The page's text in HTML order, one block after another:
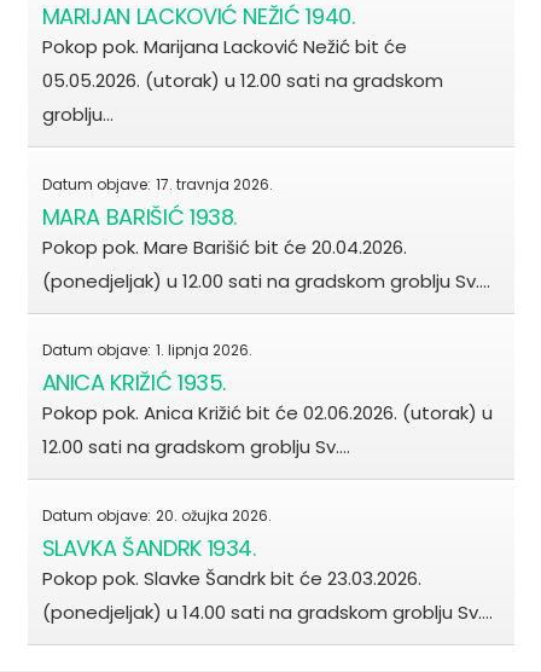
MARIJAN LACKOVIĆ NEŽIĆ 1940.
Pokop pok. Marijana Lacković Nežić bit će
05.05.2026. (utorak) u 12.00 sati na gradskom
groblju…
Datum objave: 17. travnja 2026.
MARA BARIŠIĆ 1938.
Pokop pok. Mare Barišić bit će 20.04.2026.
(ponedjeljak) u 12.00 sati na gradskom groblju Sv.…
Datum objave: 1. lipnja 2026.
ANICA KRIŽIĆ 1935.
Pokop pok. Anica Križić bit će 02.06.2026. (utorak) u
12.00 sati na gradskom groblju Sv.…
Datum objave: 20. ožujka 2026.
SLAVKA ŠANDRK 1934.
Pokop pok. Slavke Šandrk bit će 23.03.2026.
(ponedjeljak) u 14.00 sati na gradskom groblju Sv.…